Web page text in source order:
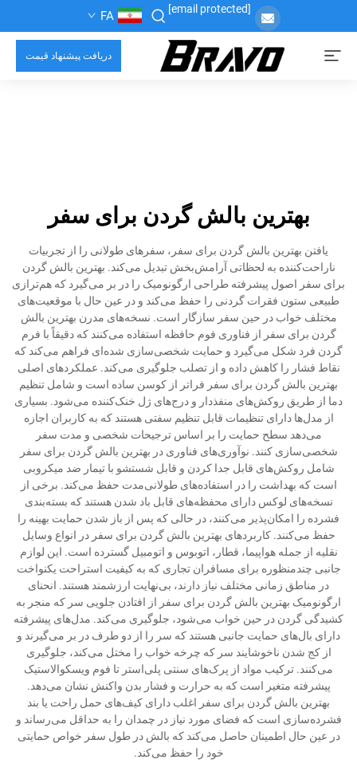
[email protected]
FA
دریافت پیشنهاد قیمت
بهترین بالش گردن برای سفر
یافتن بهترین بالش گردن برای سفر، سفرهای طولانی را از تجربیات
ناراحت‌کننده به لحظاتی آرامش‌بخش تبدیل می‌کند. بهترین بالش گردن
برای سفر اصول پیشرفته طراحی ارگونومیک را در بر می‌گیرد که هم‌ترازی
طبیعی ستون فقرات گردنی را حفظ می‌کند و در عین حال با موقعیت‌های
مختلف خواب در حین سفر سازگار است. نسخه‌های مدرن بهترین بالش
گردن برای سفر از فناوری فوم حافظه استفاده می‌کنند که دقیقاً با فرم
گردن فرد شکل می‌گیرد و حمایت شخصی‌سازی شده‌ای فراهم می‌کند که
نقاط فشار را کاهش داده و از تصلب جلوگیری می‌کند. عملکردهای اصلی
بهترین بالش گردن برای سفر فراتر از کوسن ساده است و شامل تنظیم
دما از طریق روکش‌های منفذدار و درج‌های ژل خنک‌کننده می‌شود. بسیاری
از مدل‌ها دارای تنظیمات قابل تنظیم سفتی هستند که به کاربران اجازه
می‌دهد سطح حمایت را بر اساس ترجیحات شخصی و مدت سفر
شخصی‌سازی کنند. نوآوری‌های فناوری در بهترین بالش گردن برای سفر
شامل روکش‌های قابل جدا کردن و قابل شستشو با تیمار ضد میکروبی
است که بهداشت را در استفاده‌های طولانی‌مدت حفظ می‌کند. برخی از
نسخه‌های لوکس دارای محفظه‌های قابل باد شدن هستند که بسته‌بندی
فشرده را امکان‌پذیر می‌کنند، در حالی که پس از باز شدن حمایت بهینه را
حفظ می‌کنند. کاربردهای بهترین بالش گردن برای سفر در انواع وسایل
نقلیه از جمله هواپیما، قطار، اتوبوس و اتومبیل گسترده است. این لوازم
جانبی چندمنظوره برای مسافران تجاری که به کیفیت استراحت یکنواخت
در مناطق زمانی مختلف نیاز دارند، بی‌نهایت ارزشمند هستند. انحنای
ارگونومیک بهترین بالش گردن برای سفر از افتادن جلویی سر که منجر به
کشیدگی گردن در حین خواب می‌شود، جلوگیری می‌کند. مدل‌های پیشرفته
دارای بال‌های حمایت جانبی هستند که سر را از دو طرف در بر می‌گیرند و
از کج شدن ناخوشایند سر که چرخه خواب را مختل می‌کند، جلوگیری
می‌کنند. ترکیب مواد از پرک‌های سنتی پلی‌استر تا فوم ویسکوالاستیک
پیشرفته متغیر است که به حرارت و فشار بدن واکنش نشان می‌دهد.
بهترین بالش گردن برای سفر اغلب دارای کیف‌های حمل راحت یا بند
فشرده‌سازی است که فضای مورد نیاز در چمدان را به حداقل می‌رساند و
در عین حال اطمینان حاصل می‌کند که بالش در طول سفر خواص حمایتی
خود را حفظ می‌کند.